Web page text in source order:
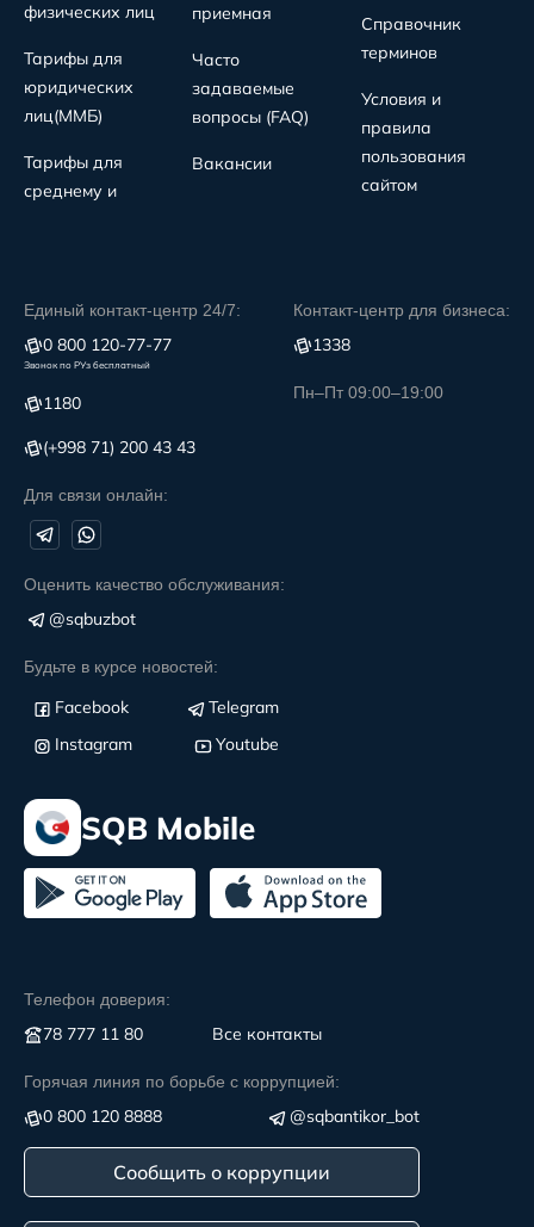
физических лиц
Тарифы для
юридических
лиц(MMБ)
Тарифы для
среднему и
приемная
Часто
задаваемые
вопросы (FAQ)
Вакансии
Справочник
терминов
Условия и
правила
пользования
сайтом
Единый контакт-центр 24/7:
0 800 120-77-77
Звонок по РУз бесплатный
1180
(+998 71) 200 43 43
Для связи онлайн:
Контакт-центр для бизнеса:
1338
Пн–Пт 09:00–19:00
Оценить качество обслуживания:
@sqbuzbot
Будьте в курсе новостей:
Facebook
Telegram
Instagram
Youtube
SQB Mobile
Телефон доверия:
78 777 11 80 Все контакты
Горячая линия по борьбе с коррупцией:
0 800 120 8888 @sqbantikor_bot
Сообщить о коррупции